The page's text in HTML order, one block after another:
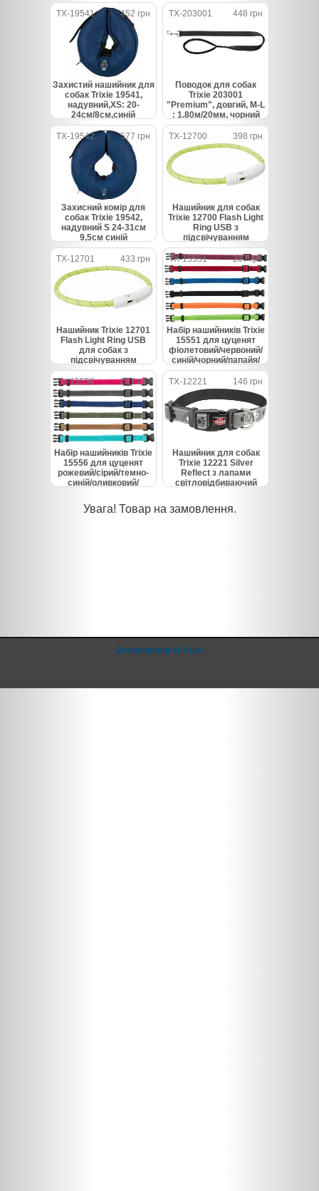
TX-19541 452 грн
Захистий нашийник для
собак Trixie 19541,
надувний,XS: 20-
24см/8см,синій
TX-203001 448 грн
Поводок для собак
Trixie 203001
"Premium", довгий, M-L
: 1.80м/20мм, чорний
TX-19542 577 грн
Захисний комір для
собак Trixie 19542,
надувний S 24-31см
9,5см синій
TX-12700 398 грн
Нашийник для собак
Trixie 12700 Flash Light
Ring USB з
підсвічуванням
силіконовий зелений
розмір XS-S 35 см/7 мм
TX-12701 433 грн
Нашийник Trixie 12701
Flash Light Ring USB
для собак з
підсвічуванням
силіконовий зелений
розмір M-L 45 см/7 мм
TX-15551 237 грн
Набір нашийників Trixie
15551 для цуценят
фіолетовий/червоний/
синій/чорний/папайя/
зелений нейлон S-M 17-
25 см 10 мм 6 шт
TX-15556 237 грн
Набір нашийників Trixie
15556 для цуценят
рожевий/сірий/темно-
синій/оливковий/
нейлон M-L 22-35 см 10
мм 6 шт
TX-12221 146 грн
Нашийник для собак
Trixie 12221 Silver
Reflect з лапами
світловідбиваючий
Увага! Товар на замовлення.
Development of Azan